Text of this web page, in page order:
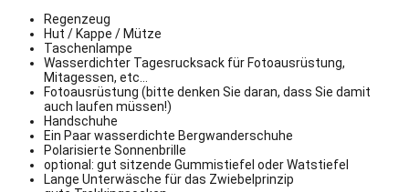
Regenzeug
Hut / Kappe / Mütze
Taschenlampe
Wasserdichter Tagesrucksack für Fotoausrüstung,
Mitagessen, etc…
Fotoausrüstung (bitte denken Sie daran, dass Sie damit
auch laufen müssen!)
Handschuhe
Ein Paar wasserdichte Bergwanderschuhe
Polarisierte Sonnenbrille
optional: gut sitzende Gummistiefel oder Watstiefel
Lange Unterwäsche für das Zwiebelprinzip